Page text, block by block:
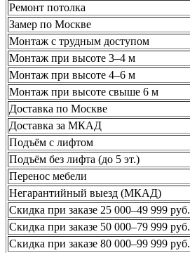
Ремонт потолка
Замер по Москве
Монтаж с трудным доступом
Монтаж при высоте 3–4 м
Монтаж при высоте 4–6 м
Монтаж при высоте свыше 6 м
Доставка по Москве
Доставка за МКАД
Подъём с лифтом
Подъём без лифта (до 5 эт.)
Перенос мебели
Негарантийный выезд (МКАД)
Скидка при заказе 25 000–49 999 руб.
Скидка при заказе 50 000–79 999 руб.
Скидка при заказе 80 000–99 999 руб.